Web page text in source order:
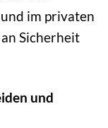
im privaten
Sicherheit
und